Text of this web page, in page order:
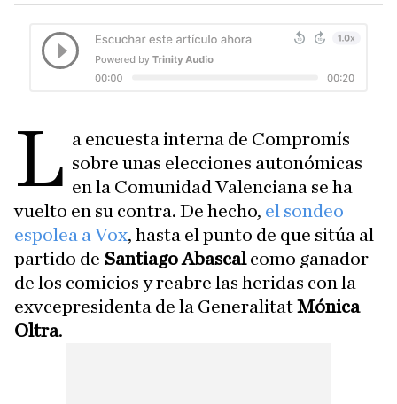
L a encuesta interna de Compromís
sobre unas elecciones autonómicas
en la Comunidad Valenciana se ha
vuelto en su contra. De hecho, el sondeo
espolea a Vox, hasta el punto de que sitúa al
partido de Santiago Abascalcomo ganador
de los comicios y reabre las heridas con la
exvcepresidenta de la GeneralitatMónica
Oltra.